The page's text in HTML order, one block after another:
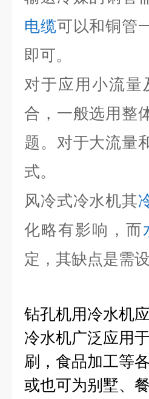
电缆可以和铜管
即可。
对于应用小流量
合，一般选用整
题。对于大流量
式。
风冷式冷水机其
化略有影响，而
定，其缺点是需
钻孔机用冷水机
冷水机广泛应用
刷，食品加工等
或也可为别墅、